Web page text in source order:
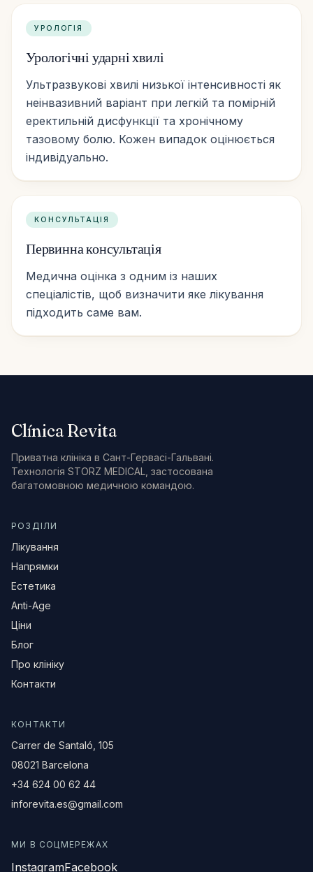
УРОЛОГІЯ
Урологічні ударні хвилі
Ультразвукові хвилі низької інтенсивності як
неінвазивний варіант при легкій та помірній
еректильній дисфункції та хронічному
тазовому болю. Кожен випадок оцінюється
індивідуально.
КОНСУЛЬТАЦІЯ
Первинна консультація
Медична оцінка з одним із наших
спеціалістів, щоб визначити яке лікування
підходить саме вам.
ЯК ДІСТАТИСЯ
Carrer de Santaló, 105
Прокласти маршрут →
+34 624 00 62 44
Clínica Revita
Приватна клініка в Сант-Гервасі-Гальвані.
Технологія STORZ MEDICAL, застосована
багатомовною медичною командою.
РОЗДІЛИ
Лікування
Напрямки
Естетика
Anti-Age
Ціни
Блог
Про клініку
Контакти
КОНТАКТИ
Carrer de Santaló, 105
08021 Barcelona
+34 624 00 62 44
inforevita.es@gmail.com
МИ В СОЦМЕРЕЖАХ
InstagramFacebook